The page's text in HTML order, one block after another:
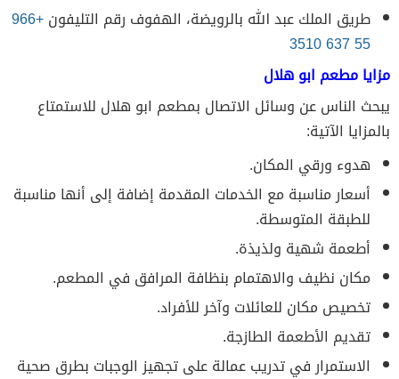
طريق الملك عبد الله بالرويضة، الهفوف رقم التليفون +966
55 637 3510
مزايا مطعم ابو هلال
يبحث الناس عن وسائل الاتصال بمطعم ابو هلال للاستمتاع
بالمزايا الآتية:
هدوء ورقي المكان.
أسعار مناسبة مع الخدمات المقدمة إضافة إلى أنها مناسبة
للطبقة المتوسطة.
أطعمة شهية ولذيذة.
مكان نظيف والاهتمام بنظافة المرافق في المطعم.
تخصيص مكان للعائلات وآخر للأفراد.
تقديم الأطعمة الطازجة.
الاستمرار في تدريب عمالة على تجهيز الوجبات بطرق صحية